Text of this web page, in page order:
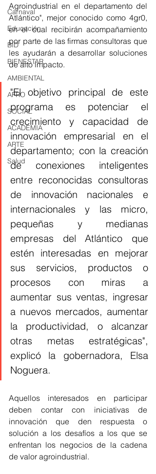
Carnaval
Educación
BID
BIENESTAR
AMBIENTAL
AFRO
SOCIAL
ACADEMIA
ARTE
Salud
Agroindustrial en el departamento del
Atlántico", mejor conocido como 4gr0,
en el cual recibirán acompañamiento
por parte de las firmas consultoras que
les ayudarán a desarrollar soluciones
de alto impacto.
"El objetivo principal de este
programa es potenciar el
crecimiento y capacidad de
innovación empresarial en el
departamento; con la creación
de conexiones inteligentes
entre reconocidas consultoras
de innovación nacionales e
internacionales y las micro,
pequeñas y medianas
empresas del Atlántico que
estén interesadas en mejorar
sus servicios, productos o
procesos con miras a
aumentar sus ventas, ingresar
a nuevos mercados, aumentar
la productividad, o alcanzar
otras metas estratégicas",
explicó la gobernadora, Elsa
Noguera.
Aquellos interesados en participar
deben contar con iniciativas de
innovación que den respuesta o
solución a los desafíos a los que se
enfrentan los negocios de la cadena
de valor agroindustrial.